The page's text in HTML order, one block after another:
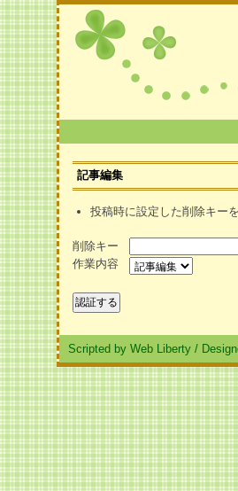
記事編集
投稿時に設定した削除キー
削除キー
作業内容
Scripted by Web Liberty /